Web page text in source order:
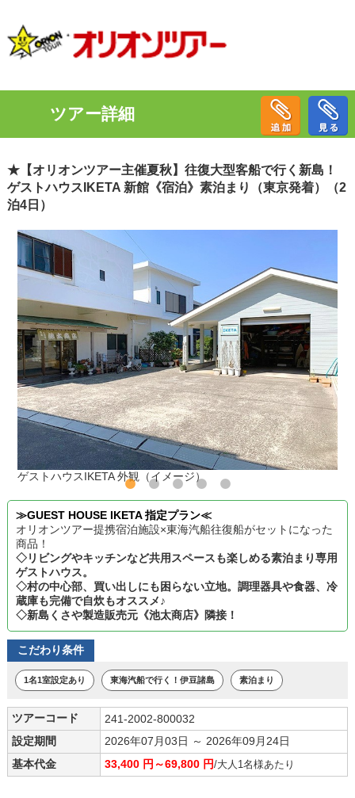
ツアー詳細
★【オリオンツアー主催夏秋】往復大型客船で行く新島！
ゲストハウスIKETA 新館《宿泊》素泊まり（東京発着）（2
泊4日）
ゲストハウスIKETA 外観（イメージ）
≫GUEST HOUSE IKETA 指定プラン≪
オリオンツアー提携宿泊施設×東海汽船往復船がセットになった
商品！
◇リビングやキッチンなど共用スペースも楽しめる素泊まり専用
ゲストハウス。
◇村の中心部、買い出しにも困らない立地。調理器具や食器、冷
蔵庫も完備で自炊もオススメ♪
◇新島くさや製造販売元《池太商店》隣接！
こだわり条件
1名1室設定あり 東海汽船で行く！伊豆諸島 素泊まり
ツアーコード
241-2002-800032
設定期間
2026年07月03日 ～ 2026年09月24日
基本代金
33,400 円～69,800 円/大人1名様あたり